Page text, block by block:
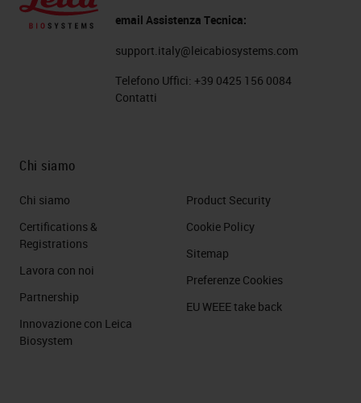
email Assistenza Tecnica:
support.italy@leicabiosystems.com
Telefono Uffici: +39 0425 156 0084
Contatti
Chi siamo
Chi siamo
Certifications &
Registrations
Lavora con noi
Partnership
Innovazione con Leica
Biosystem
Product Security
Cookie Policy
Sitemap
Preferenze Cookies
EU WEEE take back